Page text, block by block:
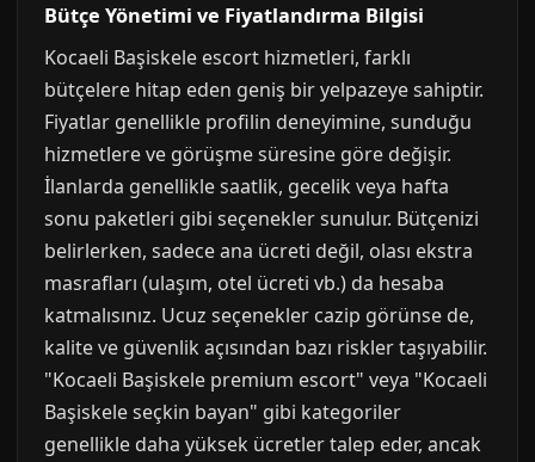
Bütçe Yönetimi ve Fiyatlandırma Bilgisi
Kocaeli Başiskele escort hizmetleri, farklı
bütçelere hitap eden geniş bir yelpazeye sahiptir.
Fiyatlar genellikle profilin deneyimine, sunduğu
hizmetlere ve görüşme süresine göre değişir.
İlanlarda genellikle saatlik, gecelik veya hafta
sonu paketleri gibi seçenekler sunulur. Bütçenizi
belirlerken, sadece ana ücreti değil, olası ekstra
masrafları (ulaşım, otel ücreti vb.) da hesaba
katmalısınız. Ucuz seçenekler cazip görünse de,
kalite ve güvenlik açısından bazı riskler taşıyabilir.
"Kocaeli Başiskele premium escort" veya "Kocaeli
Başiskele seçkin bayan" gibi kategoriler
genellikle daha yüksek ücretler talep eder, ancak